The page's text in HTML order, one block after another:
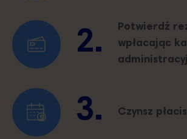
2.
Potwierdź
wpłacając
3. Czynsz